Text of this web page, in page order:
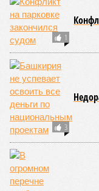
региона в 2026 году
на заседании
объявлено о планах
вице-премьер и
инноваций РБ
ведется системная
технологического
страны.
Премьер-министр
Назаровотметил,
региональной
обрабатывающие
«При этом одной из